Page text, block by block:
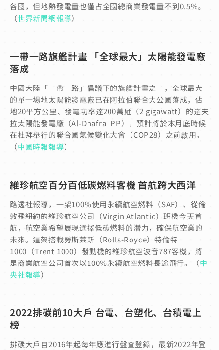
各國，但地熱發電量也僅占全國總商業發電量不到0.5%。
（世界新聞網報導）
一帶一路旗艦計畫 「全球最大」太陽能發電廠
落成
中國大陸「一帶一路」倡議下的旗艦計畫之一，全球最大
的單一場地太陽能發電廠已在阿拉伯聯合大公國落成，佔
地20平方公里、發電功率達200萬瓩（2 gigawatt）的達夫
拉太陽能發電廠（Al-Dhafra IPP），預計將於本月底時候
在杜拜舉行的聯合國氣候變化大會（COP28）之前啟用。
（中國時報報導）
維珍航空百分百低碳燃料客機 首航跨大西洋
路透社報導，一架100%使用永續航空燃料（SAF）、從倫
敦飛紐約的維珍航空公司（Virgin Atlantic）班機今天首
航，航空業希望展現選擇低碳燃料的潛力，確保航空業的
未來。這架搭載勞斯萊斯（Rolls-Royce）特倫特
1000（Trent 1000）發動機的維珍航空波音787客機，將
是商業航空公司首次以100%永續航空燃料長途飛行。（中
央社報導）
2022排碳前10大戶 台電、台塑化、台積電上
榜
排碳大戶自2016年起每年應進行盤查登錄，最新2022年登